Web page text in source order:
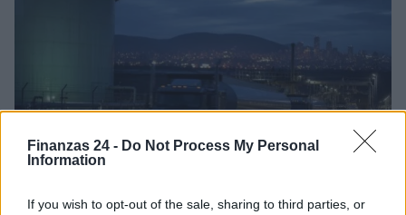
Finanzas 24 - Do Not Process My Personal
Information
If you wish to opt-out of the sale, sharing to third parties, or